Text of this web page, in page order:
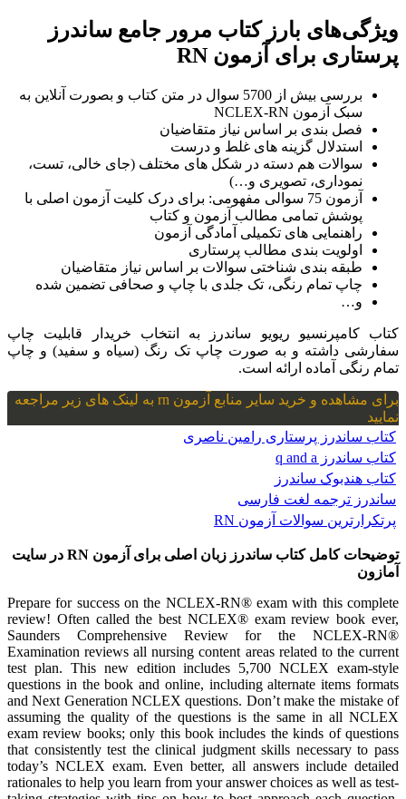
ویژگی‌های بارز کتاب مرور جامع ساندرز
پرستاری برای آزمون RN
بررسی بیش از 5700 سوال در متن کتاب و بصورت آنلاین به
سبک آزمون NCLEX-RN
فصل بندی بر اساس نیاز متقاضیان
استدلال گزینه های غلط و درست
سوالات هم دسته در شکل های مختلف (جای خالی، تست،
نموداری، تصویری و…)
آزمون 75 سوالی مفهومی: برای درک کلیت آزمون اصلی با
پوشش تمامی مطالب آزمون و کتاب
راهنمایی های تکمیلی آمادگی آزمون
اولویت بندی مطالب پرستاری
طبقه بندی شناختی سوالات بر اساس نیاز متقاضیان
چاپ تمام رنگی، تک جلدی با چاپ و صحافی تضمین شده
و…
کتاب کامپرنسیو ریویو ساندرز به انتخاب خریدار قابلیت چاپ
سفارشی داشته و به صورت چاپ تک رنگ (سیاه و سفید) و چاپ
تمام رنگی آماده ارائه است.
برای مشاهده و خرید سایر منابع آزمون rn به لینک های زیر مراجعه
نمایید
کتاب ساندرز پرستاری رامین ناصری
کتاب ساندرز q and a
کتاب هندبوک ساندرز
ساندرز ترجمه لغت فارسی
پرتکرارترین سوالات آزمون RN
توضیحات کامل کتاب ساندرز زبان اصلی برای آزمون RN در سایت
آمازون
Prepare for success on the NCLEX-RN® exam with this complete
review! Often called the best NCLEX® exam review book ever,
Saunders Comprehensive Review for the NCLEX-RN®
Examination reviews all nursing content areas related to the current
test plan. This new edition includes 5,700 NCLEX exam-style
questions in the book and online, including alternate items formats
and Next Generation NCLEX questions. Don’t make the mistake of
assuming the quality of the questions is the same in all NCLEX
exam review books; only this book includes the kinds of questions
that consistently test the clinical judgment skills necessary to pass
today’s NCLEX exam. Even better, all answers include detailed
rationales to help you learn from your answer choices as well as test-